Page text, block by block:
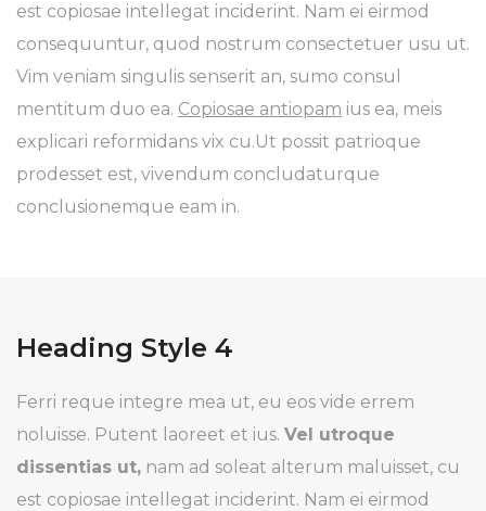
est copiosae intellegat inciderint. Nam ei eirmod
consequuntur, quod nostrum consectetuer usu ut.
Vim veniam singulis senserit an, sumo consul
mentitum duo ea. Copiosae antiopam ius ea, meis
explicari reformidans vix cu.Ut possit patrioque
prodesset est, vivendum concludaturque
conclusionemque eam in.
Heading Style 4
Ferri reque integre mea ut, eu eos vide errem
noluisse. Putent laoreet et ius. Vel utroque
dissentias ut, nam ad soleat alterum maluisset, cu
est copiosae intellegat inciderint. Nam ei eirmod